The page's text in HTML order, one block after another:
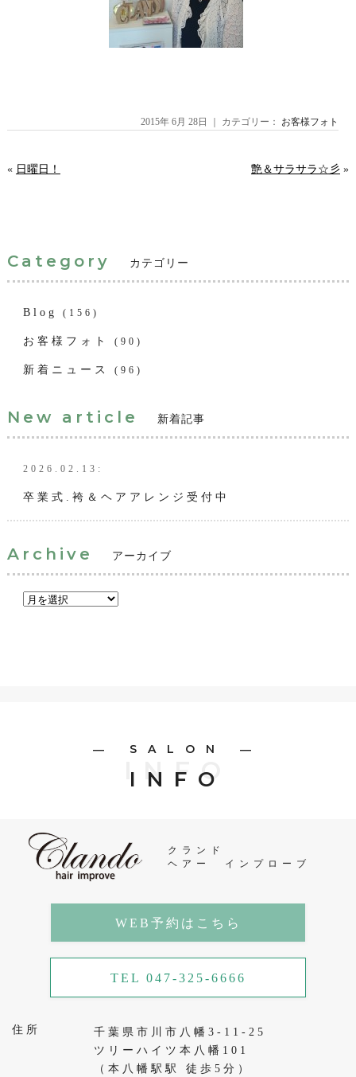
2015年 6月 28日 ｜ カテゴリー： お客様フォト
« 日曜日！ 艶＆サラサラ☆彡 »
Category カテゴリー
Blog (156)
お客様フォト (90)
新着ニュース (96)
New article 新着記事
2026.02.13:
卒業式.袴＆ヘアアレンジ受付中
Archive アーカイブ
― SALON ―
INFO
INFO
クランド
ヘアー インプローブ
WEB予約はこちら
TEL 047-325-6666
住所
千葉県市川市八幡3-11-25
ツリーハイツ本八幡101
（本八幡駅駅 徒歩5分）